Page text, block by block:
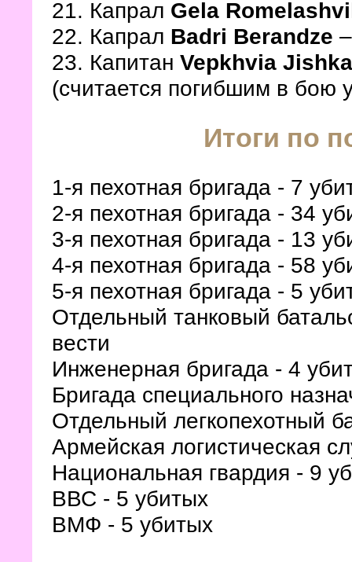
21. Капрал Gela
22. Капрал Badri Berandze
23. Капитан Vepkhvia
(считается погибшим в бою
Итоги по
1-я пехотная бригада - 7
2-я пехотная бригада - 34
3-я пехотная бригада - 13
4-я пехотная бригада - 58
5-я пехотная бригада - 5
Отдельный танковый
вести
Инженерная бригада - 4
Бригада специального
Отдельный легкопехотный
Армейская логистическая
Национальная гвардия - 9
ВВС - 5 убитых
ВМФ - 5 убитых